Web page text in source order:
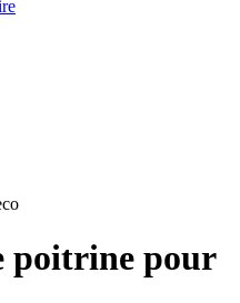
poitrine pour